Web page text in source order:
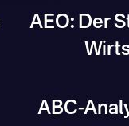
AEO: Der
ABC-